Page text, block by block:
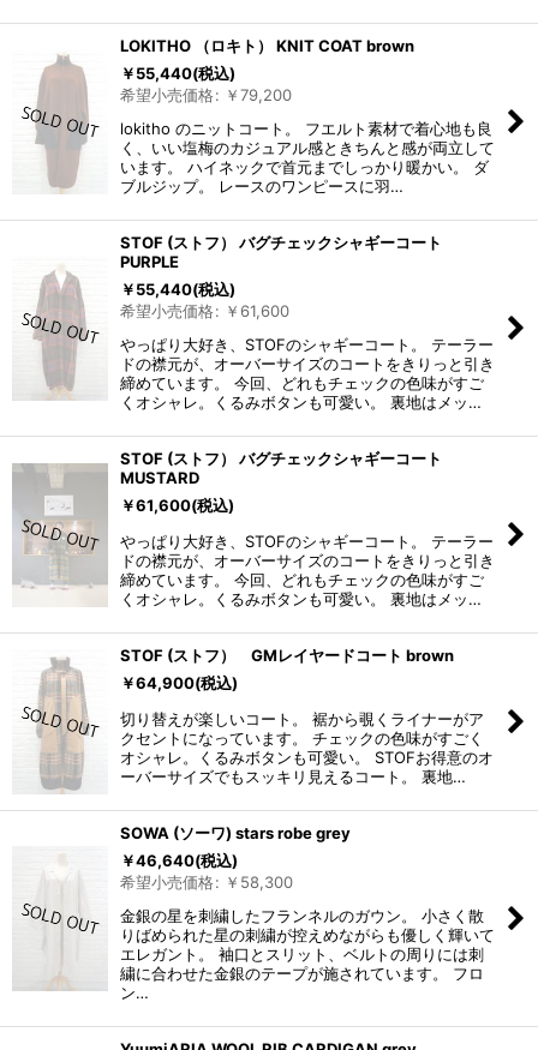
LOKITHO （ロキト） KNIT COAT brown
￥55,440(税込)
希望小売価格: ￥79,200
lokitho のニットコート。 フエルト素材で着心地も良
く、いい塩梅のカジュアル感ときちんと感が両立して
います。 ハイネックで首元までしっかり暖かい。 ダ
ブルジップ。 レースのワンピースに羽…
STOF (ストフ） バグチェックシャギーコート
PURPLE
￥55,440(税込)
希望小売価格: ￥ 61,600
やっぱり大好き、STOFのシャギーコート。 テーラー
ドの襟元が、オーバーサイズのコートをきりっと引き
締めています。 今回、どれもチェックの色味がすご
くオシャレ。くるみボタンも可愛い。 裏地はメッ…
STOF (ストフ） バグチェックシャギーコート
MUSTARD
￥61,600(税込)
やっぱり大好き、STOFのシャギーコート。 テーラー
ドの襟元が、オーバーサイズのコートをきりっと引き
締めています。 今回、どれもチェックの色味がすご
くオシャレ。くるみボタンも可愛い。 裏地はメッ…
STOF (ストフ） GMレイヤードコート brown
￥64,900(税込)
切り替えが楽しいコート。 裾から覗くライナーがア
クセントになっています。 チェックの色味がすごく
オシャレ。くるみボタンも可愛い。 STOFお得意のオ
ーバーサイズでもスッキリ見えるコート。 裏地…
SOWA (ソーワ) stars robe grey
￥46,640(税込)
希望小売価格: ￥ 58,300
金銀の星を刺繍したフランネルのガウン。 小さく散
りばめられた星の刺繍が控えめながらも優しく輝いて
エレガント。 袖口とスリット、ベルトの周りには刺
繍に合わせた金銀のテープが施されています。 フロ
ン…